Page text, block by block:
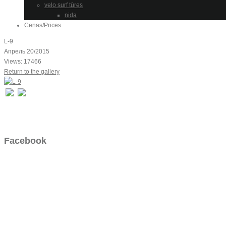
velo surf tūres
nida
Cenas/Prices
L-9
Апрель 20/2015
Views: 17466
Return to the gallery
Facebook